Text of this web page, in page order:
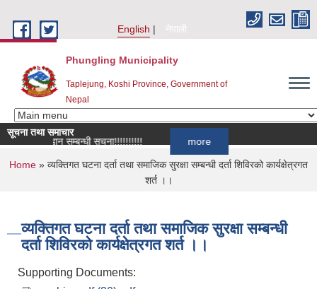
English
नेपाली
Phungling Municipality
Taplejung, Koshi Province, Government of
Nepal
सूचना तथा समाचार
आह्वान सम्बन्धी सूचना!!!!!!!!!!
You are here
Home » व्यक्तिगत घटना दर्ता तथा समाजिक सुरक्षा सम्बन्धी दर्ता शिविरको कार्यक्षेत्रगत
शर्त ।।
व्यक्तिगत घटना दर्ता तथा समाजिक सुरक्षा सम्बन्धी
दर्ता शिविरको कार्यक्षेत्रगत शर्त ।।
Supporting Documents: